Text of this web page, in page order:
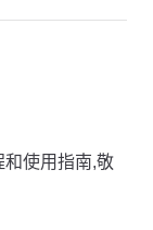
使用指南,敬